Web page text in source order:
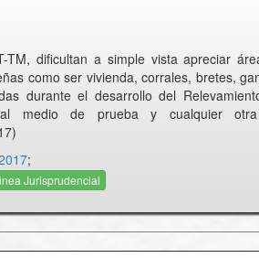
TM, dificultan a simple vista apreciar
como ser vivienda, corrales, bretes,
durante el desarrollo del
medio de prueba y cualquier
;
Jurisprudencial